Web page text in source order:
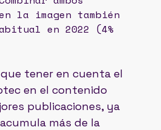
la imagen también
en 2022 (4%
tener en cuenta el
en el contenido
publicaciones, ya
más de la